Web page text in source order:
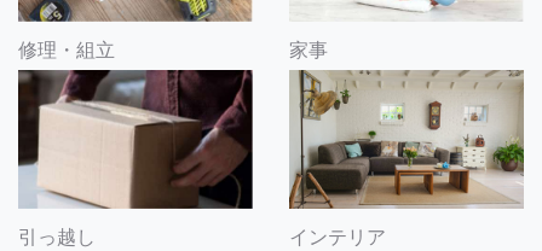
修理・組立 家事
引っ越し インテリア